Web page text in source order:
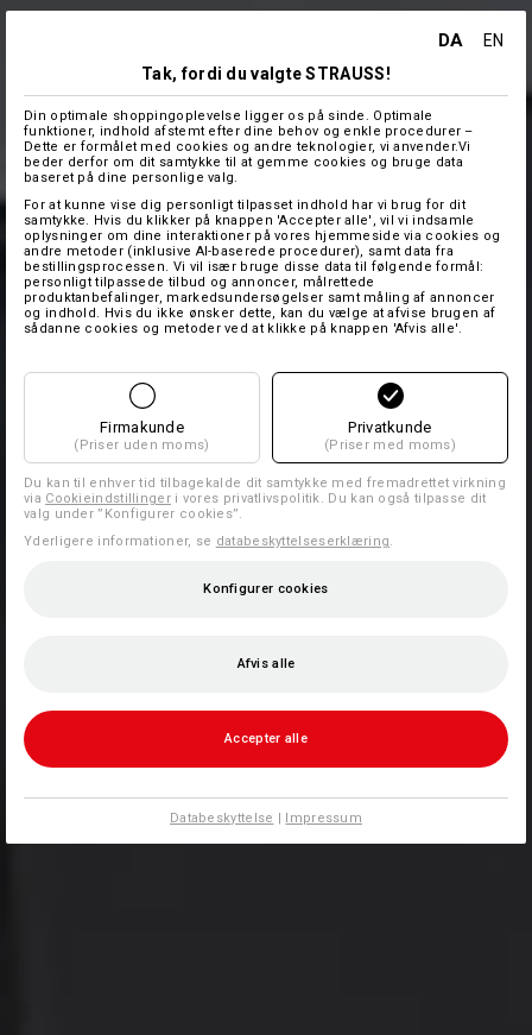
DA
EN
Tak, fordi du valgte STRAUSS!
Din optimale shoppingoplevelse ligger os på sinde. Optimale
funktioner, indhold afstemt efter dine behov og enkle procedurer –
Dette er formålet med cookies og andre teknologier, vi anvender.Vi
beder derfor om dit samtykke til at gemme cookies og bruge data
baseret på dine personlige valg.
For at kunne vise dig personligt tilpasset indhold har vi brug for dit
samtykke. Hvis du klikker på knappen 'Accepter alle', vil vi indsamle
oplysninger om dine interaktioner på vores hjemmeside via cookies og
andre metoder (inklusive AI-baserede procedurer), samt data fra
bestillingsprocessen. Vi vil især bruge disse data til følgende formål:
personligt tilpassede tilbud og annoncer, målrettede
produktanbefalinger, markedsundersøgelser samt måling af annoncer
og indhold. Hvis du ikke ønsker dette, kan du vælge at afvise brugen af
sådanne cookies og metoder ved at klikke på knappen 'Afvis alle'.
Firmakunde
(Priser uden moms)
Privatkunde
(Priser med moms)
Du kan til enhver tid tilbagekalde dit samtykke med fremadrettet virkning
via Cookieindstillingeri vores privatlivspolitik. Du kan også tilpasse dit
valg under ”Konfigurer cookies”.
Yderligere informationer, se databeskyttelseserklæring.
Konfigurer cookies
Afvis alle
Accepter alle
Databeskyttelse | Impressum